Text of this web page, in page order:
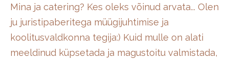
Mina ja catering? Kes oleks võinud arvata... Olen
ju juristipaberitega müügijuhtimise ja
koolitusvaldkonna tegija:) Kuid mulle on alati
meeldinud küpsetada ja magustoitu valmistada,